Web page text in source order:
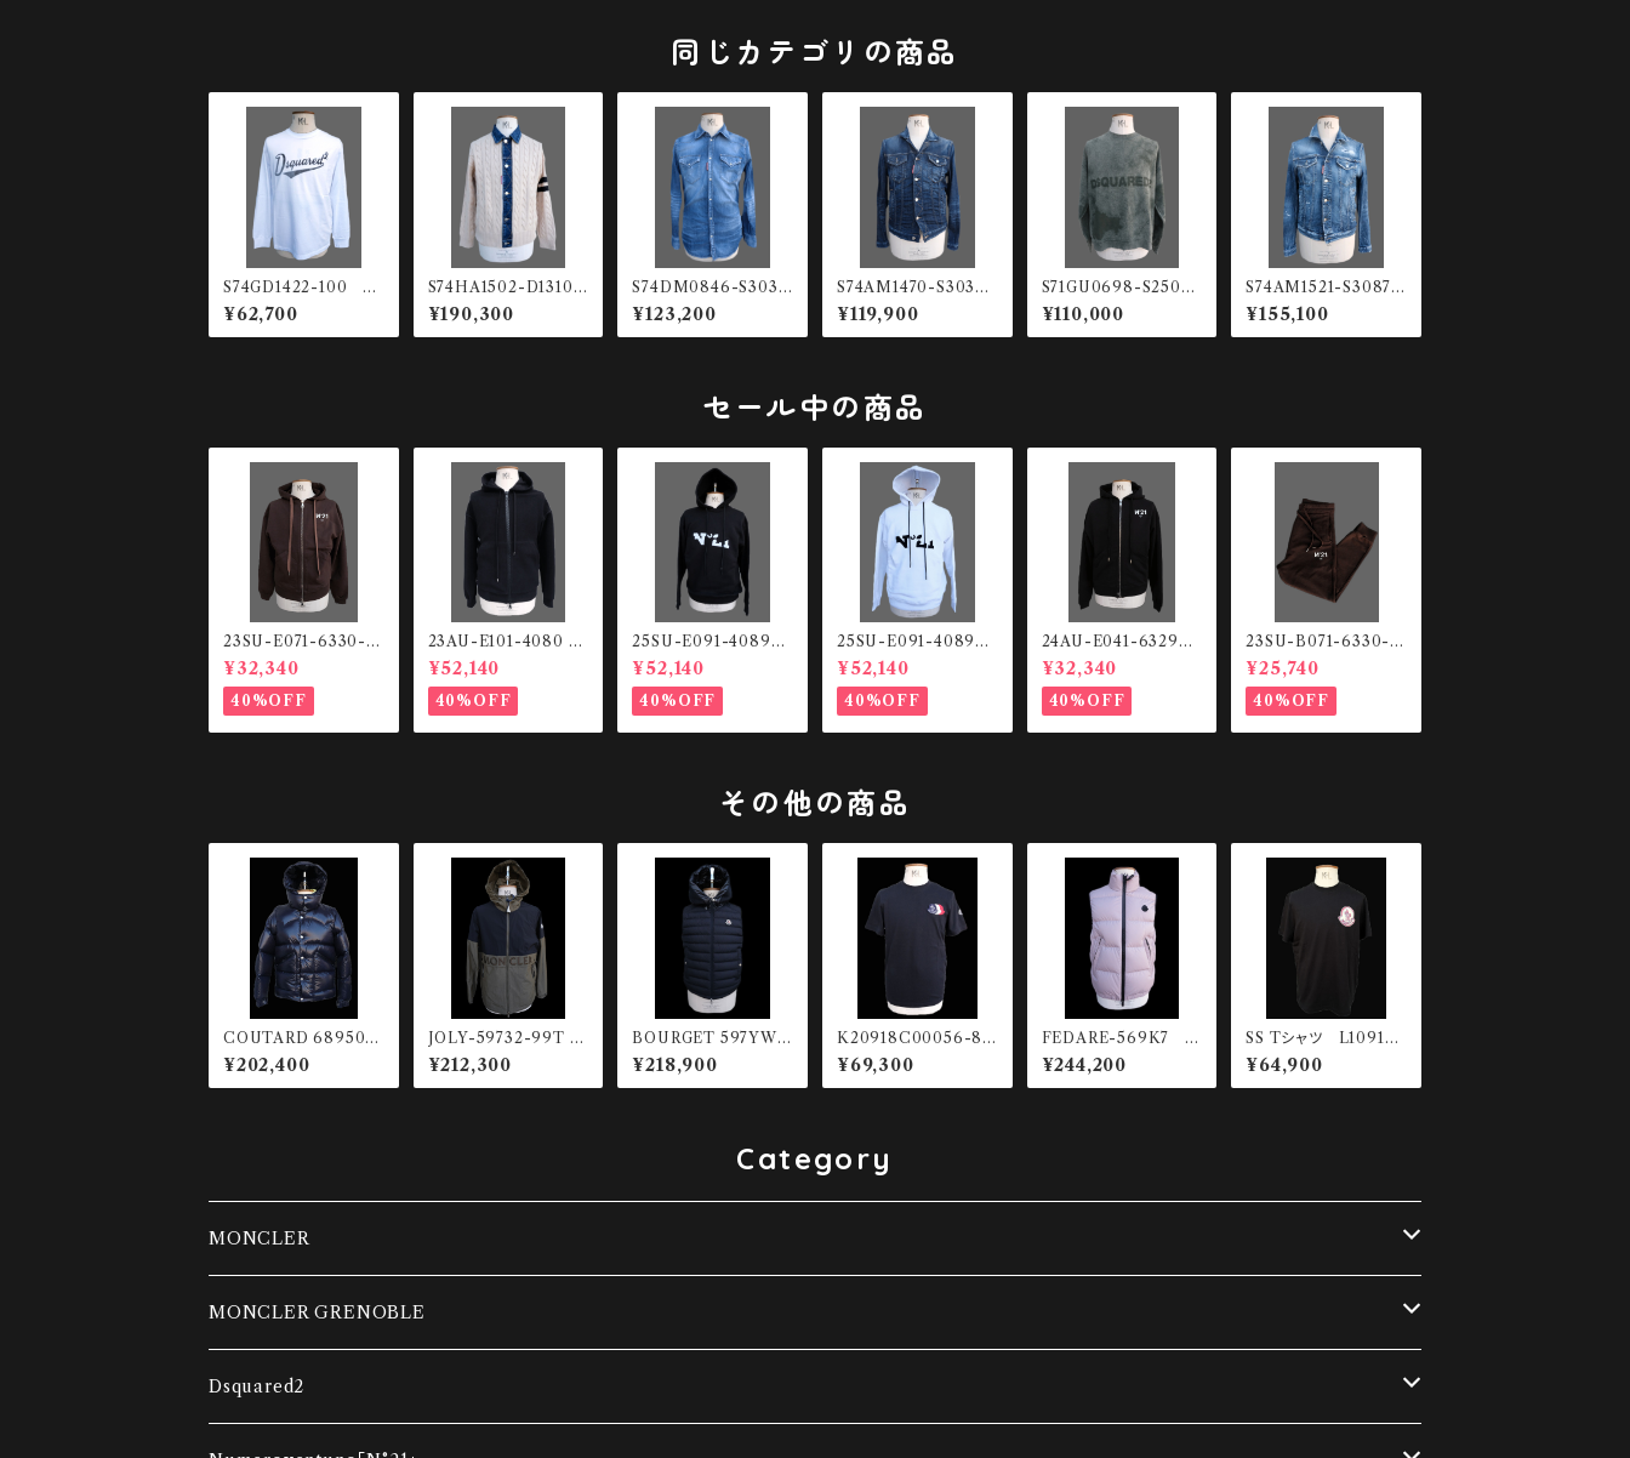
同じカテゴリの商品
S74GD1422-100 LS
T-SHIRTS
¥62,700
S74HA1502-D13102
-961 デニム×ニット
ジャケット
¥190,300
S74DM0846-S3034
1-470 デニムウエスタ
ンシャツ
¥123,200
S74AM1470-S30342
-470 デニムジャケッ
ト
¥119,900
S71GU0698-S25030
-697 ガーメントダイ ス
ウェットシャツ
¥110,000
S74AM1521-S30872
-470 デニムジャケッ
ト
¥155,100
セール中の商品
23SU-E071-6330-2
344 スウェットHO
ODIE
¥32,340
40%OFF
23AU-E101-4080 ル
ーズフィット ジップアッ
プHOODIE
¥52,140
40%OFF
25SU-E091-4089-9
000 Front logo HO
ODIE
¥52,140
40%OFF
25SU-E091-4089-9
000 Front logo HO
ODIE
¥52,140
40%OFF
24AU-E041-6329
スウェットHOODIE
¥32,340
40%OFF
23SU-B071-6330-2
344 スウェットパン
ツ
¥25,740
40%OFF
その他の商品
COUTARD 68950-7
42 ショートダウンジャ
ケット
¥202,400
JOLY-59732-99T ナ
イロンジャケット
¥212,300
BOURGET 597YW-7
78 ダウンベスト
¥218,900
K20918C00056-89
AUG-778 SS Tシャ
ツ
¥69,300
FEDARE-569K7 ダ
ウンベスト
¥244,200
SS Tシャツ L10918
C00034-89B8U-99
9
¥64,900
Category
MONCLER
ダウンベスト
コンビネーションカーディガン
MONCLER GRENOBLE
ダウンベスト
Dsquared2